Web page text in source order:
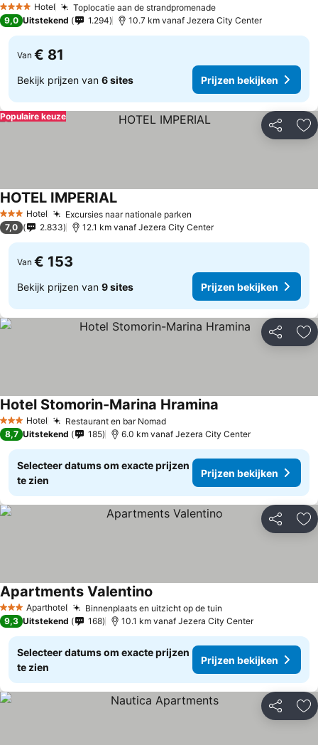
4 SterrenHotel Toplocatie aan de strandpromenade
9,0 Uitstekend 1.294 10.7 km vanaf Jezera City Center
Van € 81
Bekijk prijzen van 6 sites Prijzen bekijken
Delen
Populaire keuze
3 SterrenHotel Excursies naar nationale parken
HOTEL IMPERIAL
7,0 2.833 12.1 km vanaf Jezera City Center
Van € 153
Bekijk prijzen van 9 sites Prijzen bekijken
Delen
3 SterrenHotel Restaurant en bar Nomad
Hotel Stomorin-Marina Hramina
8,7 Uitstekend 185 6.0 km vanaf Jezera City Center
Selecteer datums om exacte prijzen
te zien
Prijzen bekijken
Delen
3 SterrenAparthotel Binnenplaats en uitzicht op de tuin
Apartments Valentino
9,3 Uitstekend 168 10.1 km vanaf Jezera City Center
Selecteer datums om exacte prijzen
te zien
Prijzen bekijken
Delen